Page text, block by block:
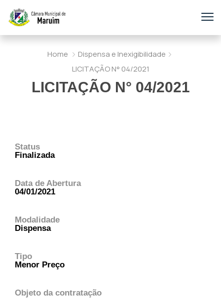
Home
Dispensa e Inexigibilidade
LICITAÇÃO N° 04/2021
LICITAÇÃO N° 04/2021
Status
Finalizada
Data de Abertura
04/01/2021
Modalidade
Dispensa
Tipo
Menor Preço
Objeto da contratação